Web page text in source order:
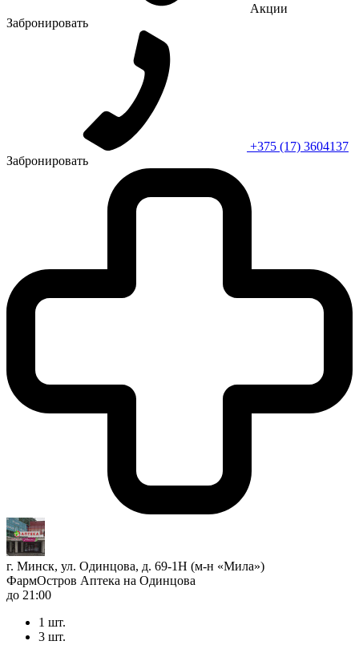
Акции
Забронировать
+375 (17) 3604137
Забронировать
г. Минск, ул. Одинцова, д. 69-1Н (м-н «Мила»)
ФармОстров Аптека на Одинцова
до 21:00
1 шт.
3 шт.